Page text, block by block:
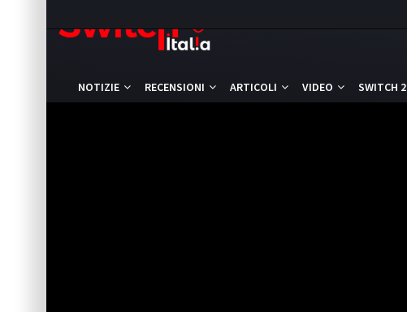
NOTIZIE RECENSIONI ARTICOLI VIDEO SWITCH 2